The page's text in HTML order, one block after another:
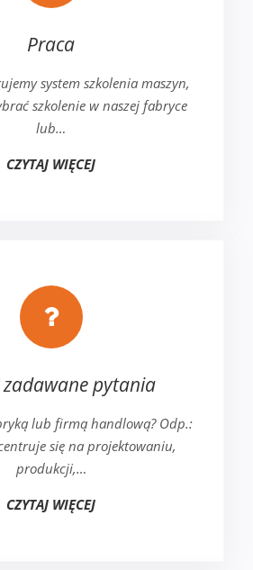
Praca
system szkolenia maszyn,
szkolenie w naszej fabryce
lub…
CZYTAJ WIĘCEJ
zadawane pytania
lub firmą handlową? Odp.:
się na projektowaniu,
produkcji,…
CZYTAJ WIĘCEJ